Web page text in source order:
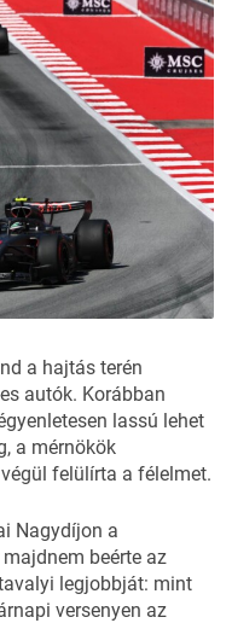
a hajtás terén
autók. Korábban
lassú lehet
a mérnökök
felülírta a félelmet.
Nagydíjon a
beérte az
legjobbját: mint
versenyen az